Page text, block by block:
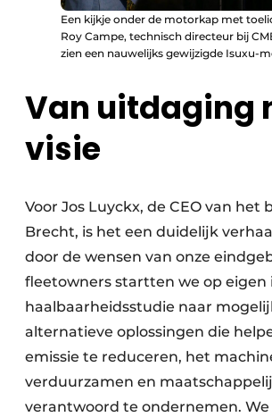
Een kijkje onder de motorkap met
Roy Campe, technisch directeur bij
zien een nauwelijks gewijzigde Isuxu-
Van uitdaging
visie
Voor Jos Luyckx, de CEO van het
Brecht, is het een duidelijk
door de wensen van onze
fleetowners startten we op eigen
haalbaarheidsstudie naar
alternatieve oplossingen die
emissie te reduceren, het
verduurzamen en
verantwoord te ondernemen. We